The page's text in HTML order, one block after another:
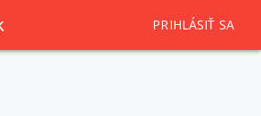
PRIHLÁSIŤ SA